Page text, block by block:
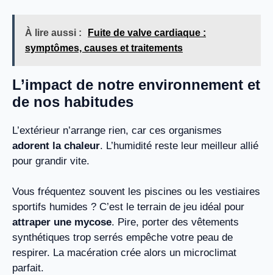
À lire aussi :
Fuite de valve cardiaque :
symptômes, causes et traitements
L’impact de notre environnement et
de nos habitudes
L’extérieur n’arrange rien, car ces organismes
adorent la chaleur. L’humidité reste leur meilleur allié
pour grandir vite.
Vous fréquentez souvent les piscines ou les vestiaires
sportifs humides ? C’est le terrain de jeu idéal pour
attraper une mycose. Pire, porter des vêtements
synthétiques trop serrés empêche votre peau de
respirer. La macération crée alors un microclimat
parfait.